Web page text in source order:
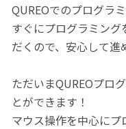
QUREOでのプログラ
すぐにプログラミン
だくので、安心して進
ただいまQUREOプロ
とができます！
マウス操作を中心に